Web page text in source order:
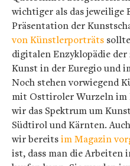
wichtiger als das jeweilige
Präsentation der
von Künstlerporträts
digitalen Enzyklopädie
Kunst in der Euregio und
Noch stehen vorwiegend
mit Osttiroler Wurzeln im
wir das Spektrum um
Südtirol und Kärnten.
wir bereitsim Magazin
ist, dass man die Arbeiten